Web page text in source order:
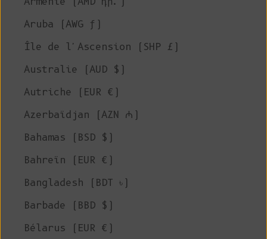
Aruba (AWG ƒ)
Île de l'Ascension (SHP £)
Australie (AUD $)
Autriche (EUR €)
Azerbaïdjan (AZN ₼)
Bahamas (BSD $)
Bahreïn (EUR €)
Bangladesh (BDT ৳)
Barbade (BBD $)
Bélarus (EUR €)